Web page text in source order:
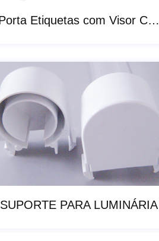
Porta Etiquetas com Visor Cristal
SUPORTE PARA LUMINÁRIA